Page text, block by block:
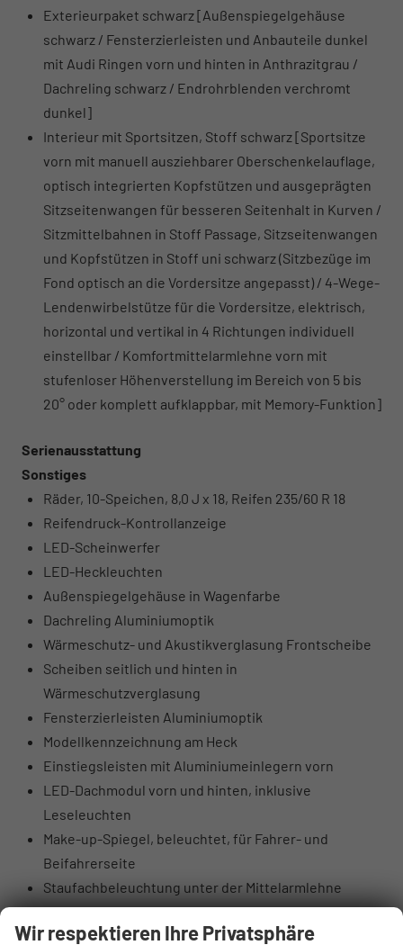
Exterieurpaket schwarz [Außenspiegelgehäuse
schwarz / Fensterzierleisten und Anbauteile dunkel
mit Audi Ringen vorn und hinten in Anthrazitgrau /
Dachreling schwarz / Endrohrblenden verchromt
dunkel]
Interieur mit Sportsitzen, Stoff schwarz [Sportsitze
vorn mit manuell ausziehbarer Oberschenkelauflage,
optisch integrierten Kopfstützen und ausgeprägten
Sitzseitenwangen für besseren Seitenhalt in Kurven /
Sitzmittelbahnen in Stoff Passage, Sitzseitenwangen
und Kopfstützen in Stoff uni schwarz (Sitzbezüge im
Fond optisch an die Vordersitze angepasst) / 4-Wege-
Lendenwirbelstütze für die Vordersitze, elektrisch,
horizontal und vertikal in 4 Richtungen individuell
einstellbar / Komfortmittelarmlehne vorn mit
stufenloser Höhenverstellung im Bereich von 5 bis
20° oder komplett aufklappbar, mit Memory-Funktion]
Serienausstattung
Sonstiges
Räder, 10-Speichen, 8,0 J x 18, Reifen 235/60 R 18
Reifendruck-Kontrollanzeige
LED-Scheinwerfer
LED-Heckleuchten
Außenspiegelgehäuse in Wagenfarbe
Dachreling Aluminiumoptik
Wärmeschutz- und Akustikverglasung Frontscheibe
Scheiben seitlich und hinten in
Wärmeschutzverglasung
Fensterzierleisten Aluminiumoptik
Modellkennzeichnung am Heck
Einstiegsleisten mit Aluminiumeinlegern vorn
LED-Dachmodul vorn und hinten, inklusive
Leseleuchten
Make-up-Spiegel, beleuchtet, für Fahrer- und
Beifahrerseite
Staufachbeleuchtung unter der Mittelarmlehne
Handschuhfachbeleuchtung
Fußraumbeleuchtung vorn
Wir respektieren Ihre Privatsphäre